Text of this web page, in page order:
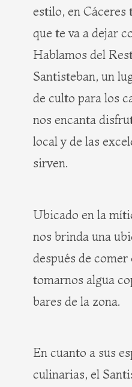
estilo, en Cáceres
que te va a dejar
Hablamos del
Santisteban, un
de culto para los
nos encanta
local y de las
sirven.
Ubicado en la
nos brinda una
después de
tomarnos algua
bares de la zona.
En cuanto a sus
culinarias, el